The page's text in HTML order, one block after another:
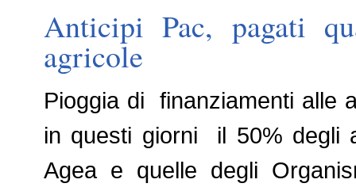
Anticipi Pac, pagati
agricole
Pioggia di finanziamenti alle
in questi giorni il 50%
Agea e quelle degli